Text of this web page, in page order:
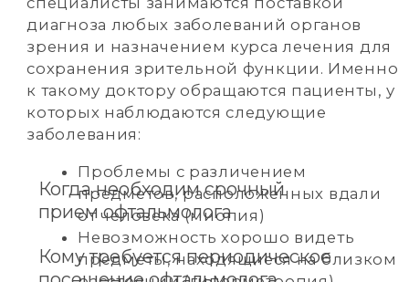
луковице ресницы или сальной
железы (ячмень)
определенных оттенков цветовой
гаммы (дальтонизм)
Покраснение и отек нижнего или
верхнего века (блефарит)
Падение остроты зрения, связанное
с помутнением хрусталика глаза
Повышение глазного давления,
приводящее к атрофии зрительного
нерва (глаукома)
Временная потеря зрения или
слепота различной стадии
Отслоение сетчатки глаза и другие
патологии зрительного аппарата